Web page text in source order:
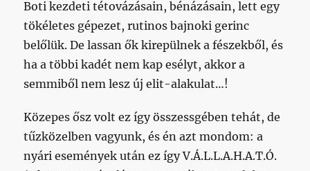
Boti kezdeti tétovázásain, bénázásain, lett egy
tökéletes gépezet, rutinos bajnoki gerinc
belőlük. De lassan ők kirepülnek a fészekből, és
ha a többi kadét nem kap esélyt, akkor a
semmiből nem lesz új elit-alakulat…!
Közepes ősz volt ez így összessgében tehát, de
tűzközelben vagyunk, és én azt mondom: a
nyári események után ez így V.Á.L.L.A.H.A.T.Ó.